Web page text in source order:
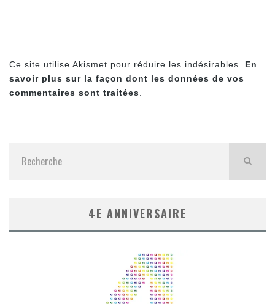
Ce site utilise Akismet pour réduire les indésirables. En
savoir plus sur la façon dont les données de vos
commentaires sont traitées.
4E ANNIVERSAIRE